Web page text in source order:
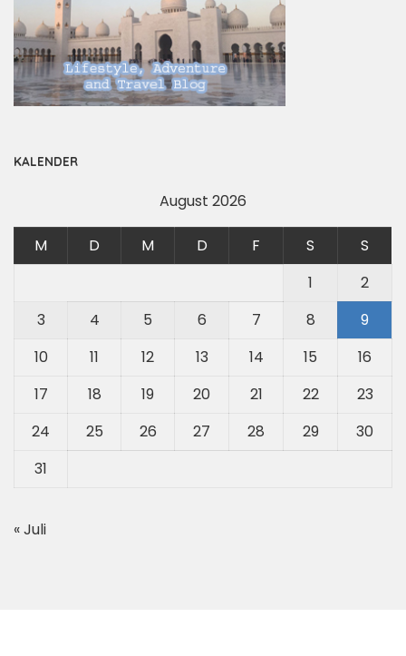
KALENDER
August 2026
M D M D F S
S
1
2
3
4 5 6 7 8
9
10
11 12 13 14 15
16
17
18 19 20 21 22
23
24
25 26 27 28 29
30
31
« Juli